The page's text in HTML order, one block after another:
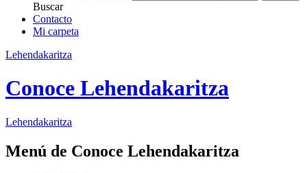
Buscar
Contacto
Mi carpeta
Lehendakaritza
Conoce Lehendakaritza
Lehendakaritza
Menú de Conoce Lehendakaritza